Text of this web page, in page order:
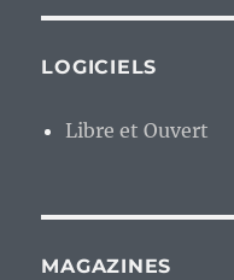
LOGICIELS
Libre et Ouvert
MAGAZINES